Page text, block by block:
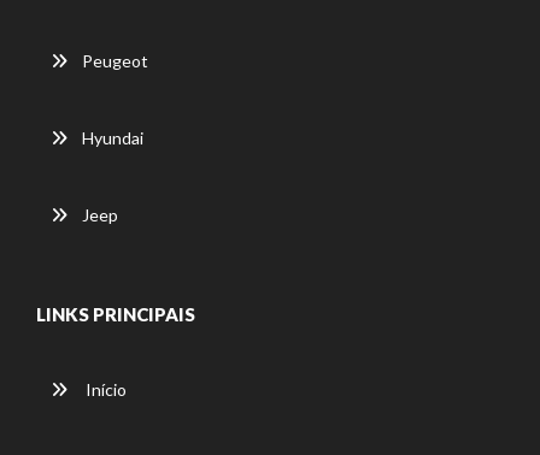
Peugeot
Hyundai
Jeep
LINKS PRINCIPAIS
Início